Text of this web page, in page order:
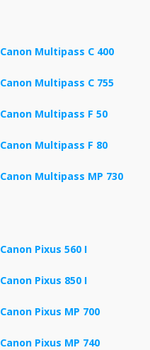
Canon Multipass C 400
Canon Multipass C 755
Canon Multipass F 50
Canon Multipass F 80
Canon Multipass MP 730
Canon Pixus 560 I
Canon Pixus 850 I
Canon Pixus MP 700
Canon Pixus MP 740